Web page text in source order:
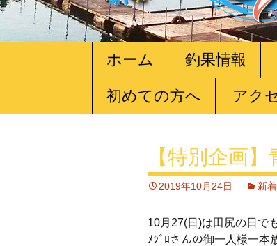
ツ
ホーム 釣果情報
初めての方へ アク
【特別企画
2019年10月24日 新
10月27(日)は田尻の日で
ﾒｼﾞﾛさんの御一人様一本